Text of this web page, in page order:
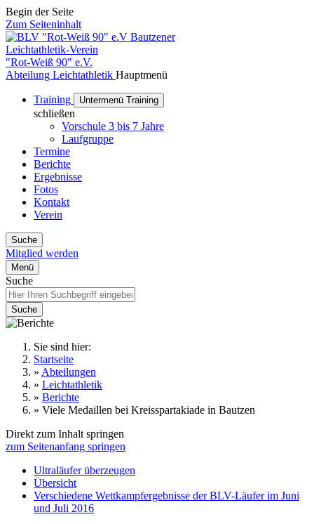
Begin der Seite
Zum Seiteninhalt
Bautzener
Leichtathletik-Verein
"Rot-Weiß 90" e.V.
Abteilung Leichtathletik Hauptmenü
Training Untermenü Training
schließen
Vorschule 3 bis 7 Jahre
Laufgruppe
Termine
Berichte
Ergebnisse
Fotos
Kontakt
Verein
Suche
Mitglied werden
Menü
Suche
Suche
Sie sind hier:
Startseite
» Abteilungen
» Leichtathletik
» Berichte
» Viele Medaillen bei Kreisspartakiade in Bautzen
Direkt zum Inhalt springen
zum Seitenanfang springen
Ultraläufer überzeugen
Übersicht
Verschiedene Wettkampfergebnisse der BLV-Läufer im Juni
und Juli 2016